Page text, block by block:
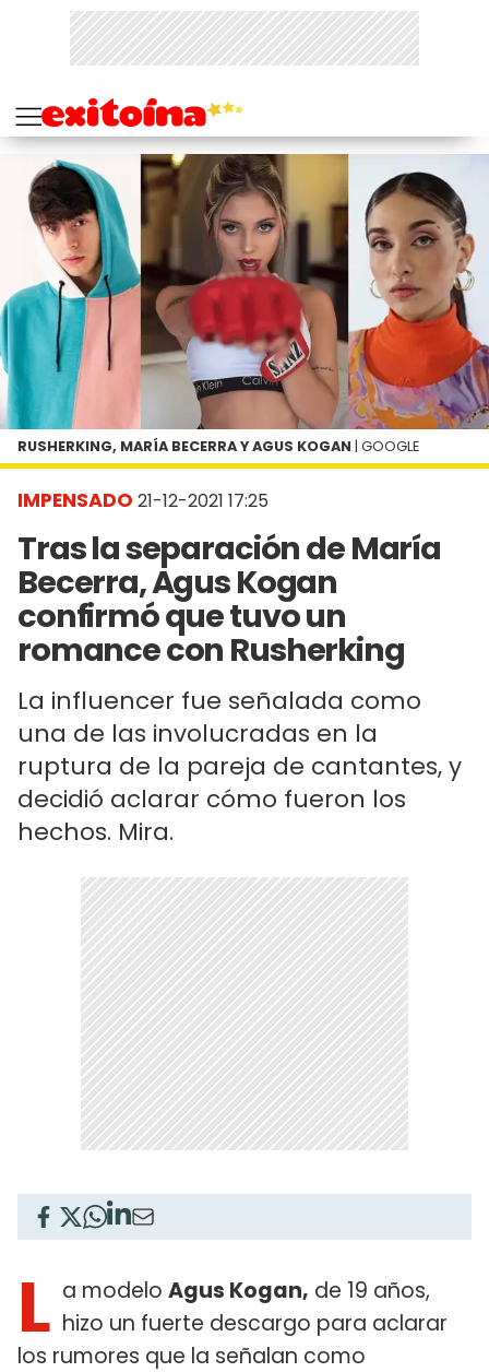
IMPENSADO 21-12-2021 17:25
Tras la separación de María
Becerra, Agus Kogan
confirmó que tuvo un
romance con Rusherking
La influencer fue señalada como
una de las involucradas en la
ruptura de la pareja de cantantes, y
decidió aclarar cómo fueron los
hechos. Mira.
RUSHERKING, MARÍA BECERRA Y AGUS KOGAN | GOOGLE
L a modelo Agus Kogan, de 19 años,
hizo un fuerte descargo para aclarar
los rumores que la señalan como